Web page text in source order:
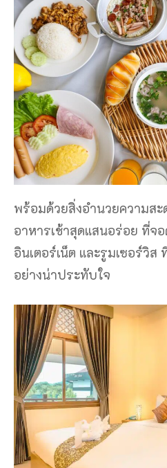
พร้อมด้วยสิ่งอำนวยความสะ
อาหารเช้าสุดแสนอร่อย ที่จ
อินเตอร์เน็ต และรูมเซอร์วิ
อย่างน่าประทับใจ